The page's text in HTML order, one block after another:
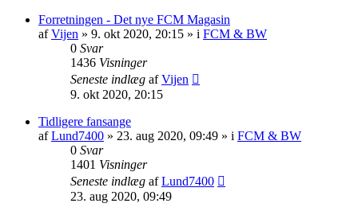
Forretningen - Det nye FCM Magasin
afVijen » 9. okt 2020, 20:15 » i FCM & BW
0 Svar
1436 Visninger
Seneste indlæg afVijen
9. okt 2020, 20:15
Tidligere fansange
afLund7400 » 23. aug 2020, 09:49 » i FCM & BW
0 Svar
1401 Visninger
Seneste indlæg afLund7400
23. aug 2020, 09:49